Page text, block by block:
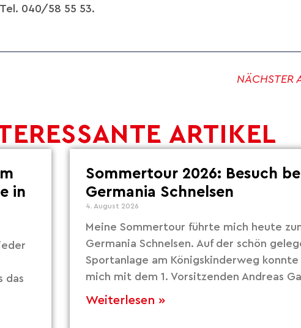
040/58 55 53.
NÄCHSTER
ARTIKEL
in
das
Sommertour 2026: Besuch
Germania Schnelsen
4. August 2026
Meine Sommertour führte mich heute
Germania Schnelsen. Auf der schön
Sportanlage am Königskinderweg konnte
mich mit dem 1. Vorsitzenden Andreas
Weiterlesen »